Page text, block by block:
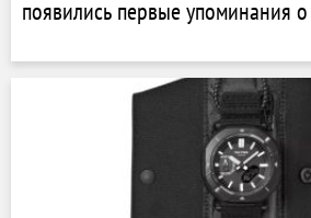
появились первые упоминания